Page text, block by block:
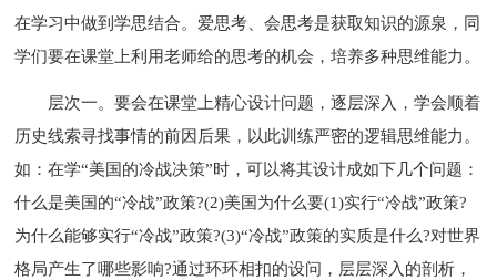
在学习中做到学思结合。爱思考、会思考是获取知识的源泉，同
学们要在课堂上利用老师给的思考的机会，培养多种思维能力。
层次一。要会在课堂上精心设计问题，逐层深入，学会顺着
历史线索寻找事情的前因后果，以此训练严密的逻辑思维能力。
如：在学“美国的冷战决策”时，可以将其设计成如下几个问题：
什么是美国的“冷战”政策?(2)美国为什么要(1)实行“冷战”政策?
为什么能够实行“冷战”政策?(3)“冷战”政策的实质是什么?对世界
格局产生了哪些影响?通过环环相扣的设问，层层深入的剖析，